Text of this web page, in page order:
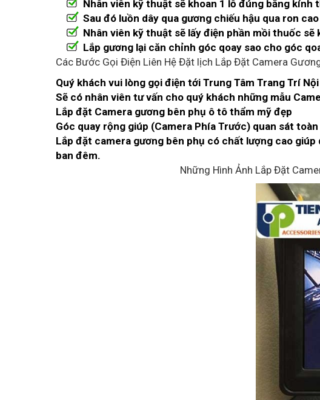
Nhân viên kỹ thuật sẽ khoan 1 lỗ đúng bằng
Sau đó luồn dây qua gương chiếu hậu qua ron
Nhân viên kỹ thuật sẽ lấy điện phần mồi thuốc
Lắp gương lại căn chỉnh góc qoay sao cho góc
Các Bước Gọi Điện Liên Hệ Đặt lịch Lắp Đặt Camera
Quý khách vui lòng gọi điện tới Trung Tâm Trang Trí
Sẽ có nhân viên tư vấn cho quý khách những mẫu
Lắp đặt Camera gương bên phụ ô tô thẩm mỹ đẹp
Góc quay rộng giúp (Camera Phía Trước) quan sát
Lắp đặt camera gương bên phụ có chất lượng cao
ban đêm.
Những Hình Ảnh Lắp Đặt